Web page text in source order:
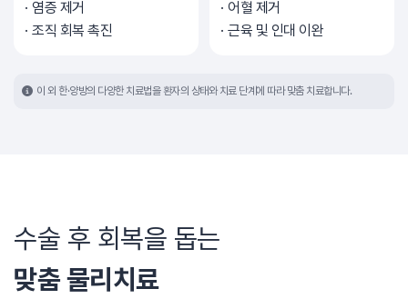
염증 제거
조직 회복 촉진
어혈 제거
근육 및 인대 이완
이 외 한·양방의 다양한 치료법을 환자의 상태와 치료 단계에 따라 맞춤 치료합니다.
수술 후 회복을 돕는
맞춤 물리치료